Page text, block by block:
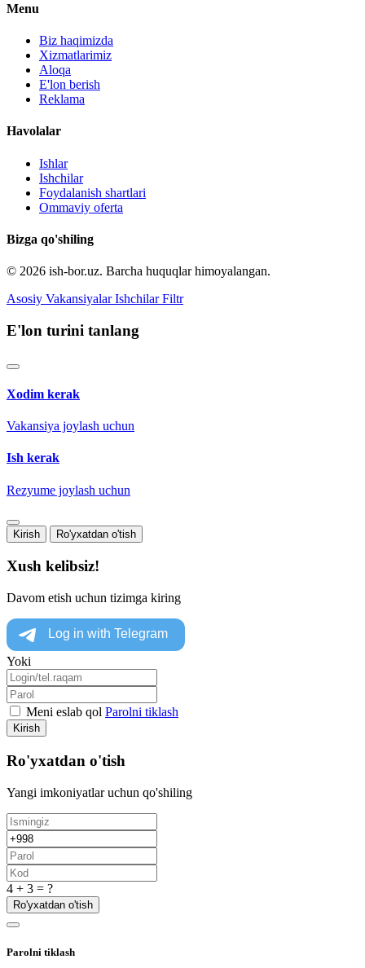
Menu
Biz haqimizda
Xizmatlarimiz
Aloqa
E'lon berish
Reklama
Havolalar
Ishlar
Ishchilar
Foydalanish shartlari
Ommaviy oferta
Bizga qo'shiling
© 2026 ish-bor.uz. Barcha huquqlar himoyalangan.
Asosiy Vakansiyalar Ishchilar Filtr
E'lon turini tanlang
Xodim kerak
Vakansiya joylash uchun
Ish kerak
Rezyume joylash uchun
Kirish Ro'yxatdan o'tish
Xush kelibsiz!
Davom etish uchun tizimga kiring
Yoki
Meni eslab qol Parolni tiklash
Kirish
Ro'yxatdan o'tish
Yangi imkoniyatlar uchun qo'shiling
4 + 3 = ?
Ro'yxatdan o'tish
Parolni tiklash